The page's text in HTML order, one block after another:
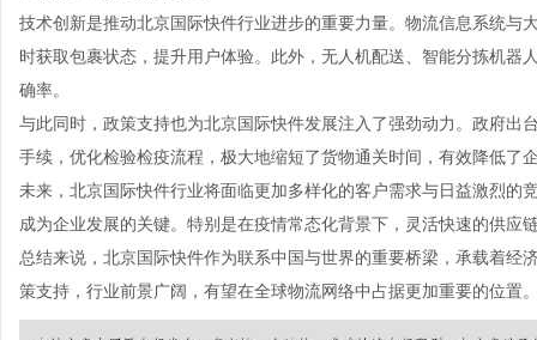
技术创新是推动北京国际快件行业进步的重要力量。物流信息系统与
时获取包裹状态，提升用户体验。此外，无人机配送、智能分拣机
确率。
与此同时，政策支持也为北京国际快件发展注入了强劲动力。政府出
手续，优化检验检疫流程，极大地缩短了货物通关时间，有效降低了
未来，北京国际快件行业将面临更加多样化的客户需求与日益激烈的
成为企业发展的关键。特别是在疫情常态化背景下，灵活快速的供应
总结来说，北京国际快件作为联系中国与世界的重要桥梁，承载着
策支持，行业前景广阔，有望在全球物流网络中占据更加重要的位置